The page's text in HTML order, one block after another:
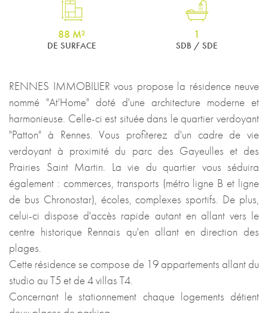
88 M²
DE SURFACE
1
SDB / SDE
RENNES IMMOBILIER vous propose la résidence neuve
nommé "At'Home" doté d'une architecture moderne et
harmonieuse. Celle-ci est située dans le quartier verdoyant
"Patton" à Rennes. Vous profiterez d'un cadre de vie
verdoyant à proximité du parc des Gayeulles et des
Prairies Saint Martin. La vie du quartier vous séduira
également : commerces, transports (métro ligne B et ligne
de bus Chronostar), écoles, complexes sportifs. De plus,
celui-ci dispose d'accès rapide autant en allant vers le
centre historique Rennais qu'en allant en direction des
plages.
Cette résidence se compose de 19 appartements allant du
studio au T5 et de 4 villas T4.
Concernant le stationnement chaque logements détient